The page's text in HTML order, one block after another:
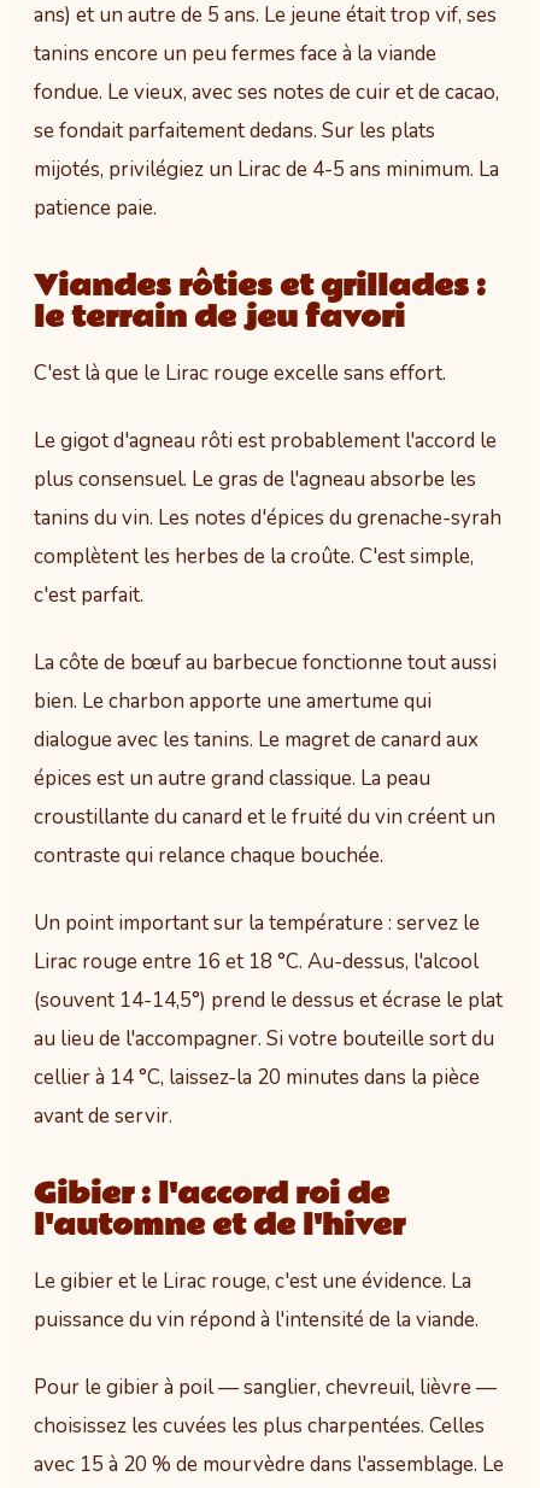
ans) et un autre de 5 ans. Le jeune était trop vif, ses
tanins encore un peu fermes face à la viande
fondue. Le vieux, avec ses notes de cuir et de cacao,
se fondait parfaitement dedans. Sur les plats
mijotés, privilégiez un Lirac de 4-5 ans minimum. La
patience paie.
Viandes rôties et grillades :
le terrain de jeu favori
C'est là que le Lirac rouge excelle sans effort.
Le gigot d'agneau rôti est probablement l'accord le
plus consensuel. Le gras de l'agneau absorbe les
tanins du vin. Les notes d'épices du grenache-syrah
complètent les herbes de la croûte. C'est simple,
c'est parfait.
La côte de bœuf au barbecue fonctionne tout aussi
bien. Le charbon apporte une amertume qui
dialogue avec les tanins. Le magret de canard aux
épices est un autre grand classique. La peau
croustillante du canard et le fruité du vin créent un
contraste qui relance chaque bouchée.
Un point important sur la température : servez le
Lirac rouge entre 16 et 18 °C. Au-dessus, l'alcool
(souvent 14-14,5°) prend le dessus et écrase le plat
au lieu de l'accompagner. Si votre bouteille sort du
cellier à 14 °C, laissez-la 20 minutes dans la pièce
avant de servir.
Gibier : l'accord roi de
l'automne et de l'hiver
Le gibier et le Lirac rouge, c'est une évidence. La
puissance du vin répond à l'intensité de la viande.
Pour le gibier à poil — sanglier, chevreuil, lièvre —
choisissez les cuvées les plus charpentées. Celles
avec 15 à 20 % de mourvèdre dans l'assemblage. Le